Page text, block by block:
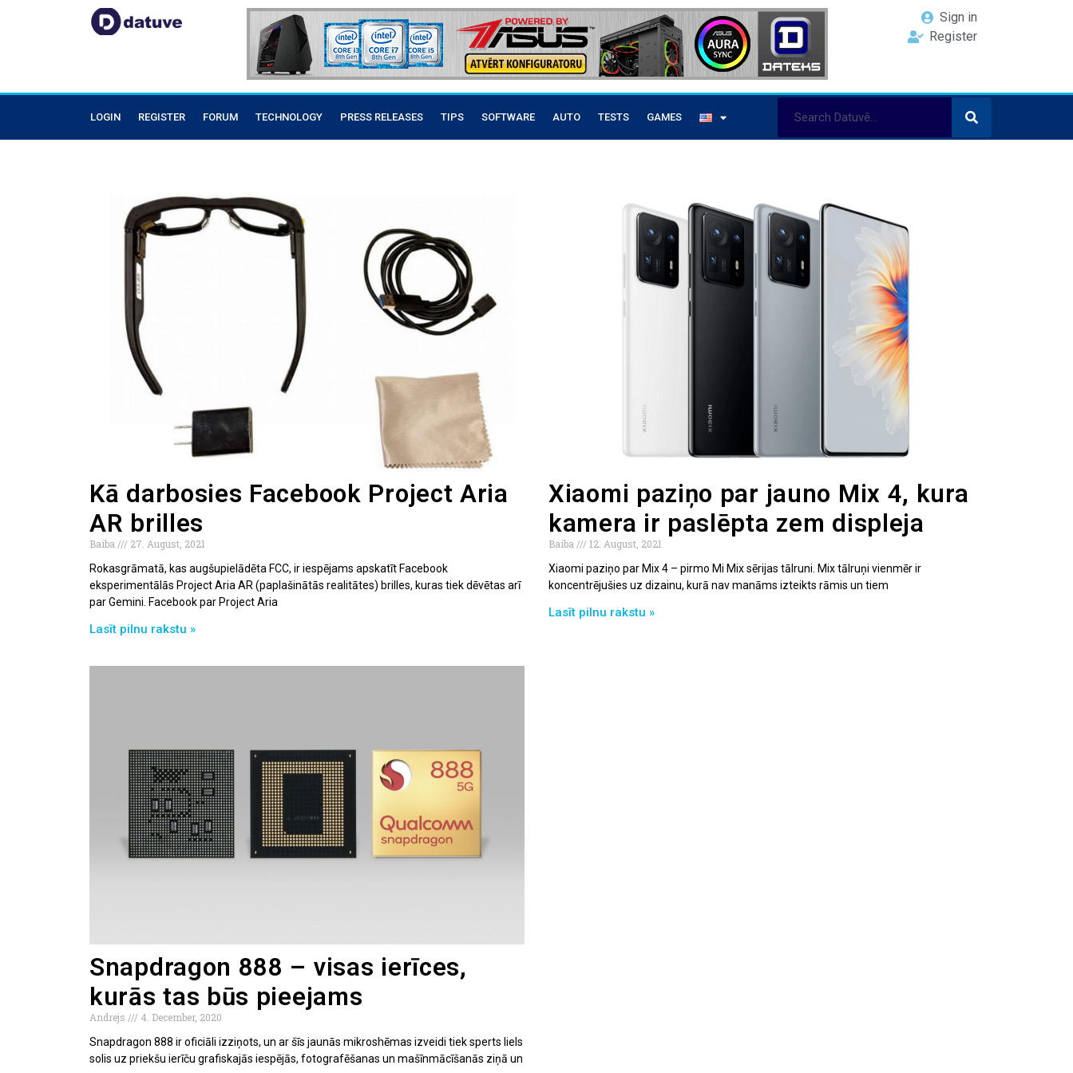
Sign in
Register
LOGIN REGISTER FORUM TECHNOLOGY PRESS RELEASES TIPS SOFTWARE AUTO TESTS GAMES
Kā darbosies Facebook Project Aria
AR brilles
Baiba
27. August, 2021
Rokasgrāmatā, kas augšupielādēta FCC, ir iespējams apskatīt Facebook
eksperimentālās Project Aria AR (paplašinātās realitātes) brilles, kuras tiek dēvētas arī
par Gemini. Facebook par Project Aria
Lasīt pilnu rakstu »
Xiaomi paziņo par jauno Mix 4, kura
kamera ir paslēpta zem displeja
Baiba
12. August, 2021
Xiaomi paziņo par Mix 4 – pirmo Mi Mix sērijas tālruni. Mix tālruņi vienmēr ir
koncentrējušies uz dizainu, kurā nav manāms izteikts rāmis un tiem
Lasīt pilnu rakstu »
Snapdragon 888 – visas ierīces,
kurās tas būs pieejams
Andrejs
4. December, 2020
Snapdragon 888 ir oficiāli izziņots, un ar šīs jaunās mikroshēmas izveidi tiek sperts liels
solis uz priekšu ierīču grafiskajās iespējās, fotografēšanas un mašīnmācīšanās ziņā un